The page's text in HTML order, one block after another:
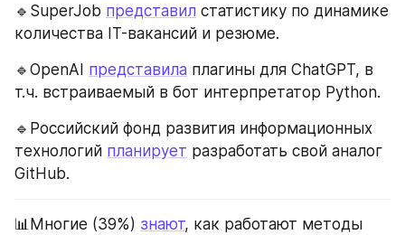
🔹SuperJob представил статистику по динамике
количества IT-вакансий и резюме.
🔹OpenAI представила плагины для ChatGPT, в
т.ч. встраиваемый в бот интерпретатор Python.
🔹Российский фонд развития информационных
технологий планирует разработать свой аналог
GitHub.
📊Многие (39%) знают, как работают методы